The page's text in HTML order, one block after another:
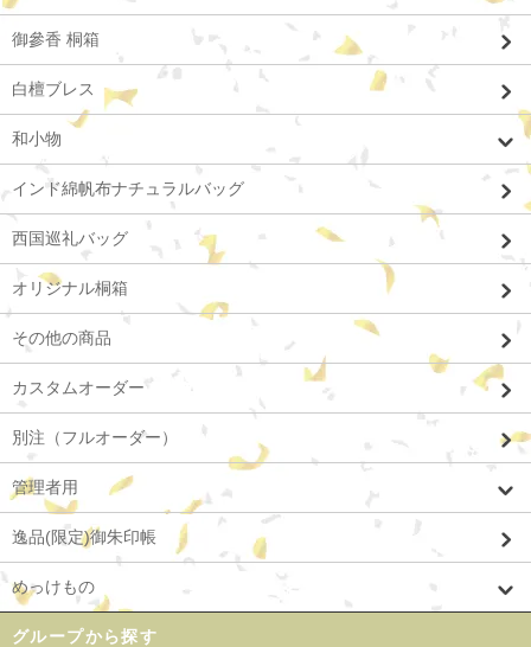
御參香 桐箱
白檀ブレス
和小物
インド綿帆布ナチュラルバッグ
西国巡礼バッグ
オリジナル桐箱
その他の商品
カスタムオーダー
別注（フルオーダー）
管理者用
逸品(限定)御朱印帳
めっけもの
グループから探す